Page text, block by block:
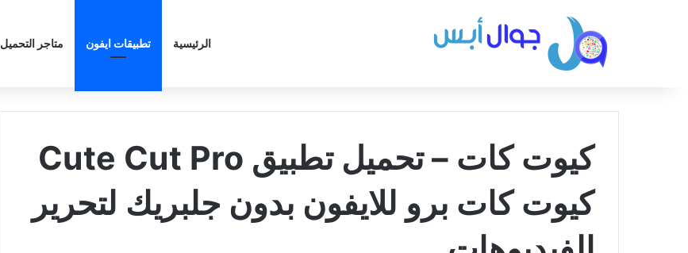
الرئيسية تطبيقات ايفون متاجر التحميل
كيوت كات – تحميل تطبيق Cute Cut Pro
كيوت كات برو للايفون بدون جلبريك لتحرير